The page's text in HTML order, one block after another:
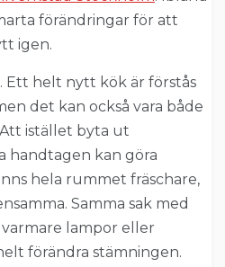
förändringar för att
igen.
Ett helt nytt kök är förstås
det kan också vara både
istället byta ut
handtagen kan göra
hela rummet fräschare,
Samma sak med
lampor eller
förändra stämningen.